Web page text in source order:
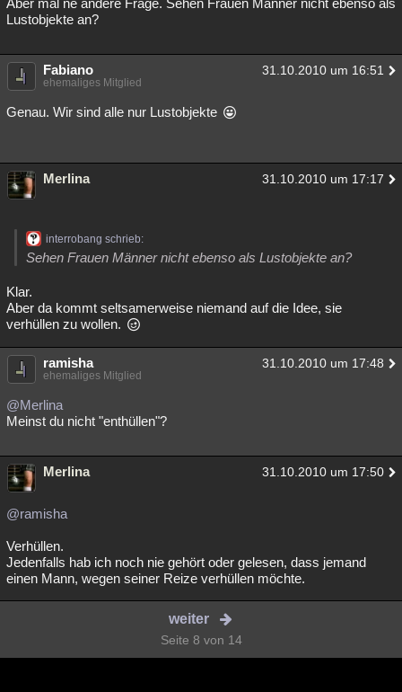
Aber mal ne andere Frage. Sehen Frauen Männer nicht ebenso als
Lustobjekte an?
Fabiano 31.10.2010 um 16:51
ehemaliges Mitglied
Genau. Wir sind alle nur Lustobjekte
Merlina 31.10.2010 um 17:17
interrobang schrieb:
Sehen Frauen Männer nicht ebenso als Lustobjekte an?
Klar.
Aber da kommt seltsamerweise niemand auf die Idee, sie
verhüllen zu wollen.
ramisha 31.10.2010 um 17:48
ehemaliges Mitglied
@Merlina
Meinst du nicht "enthüllen"?
Merlina 31.10.2010 um 17:50
@ramisha
Verhüllen.
Jedenfalls hab ich noch nie gehört oder gelesen, dass jemand
einen Mann, wegen seiner Reize verhüllen möchte.
weiter
Seite 8 von 14